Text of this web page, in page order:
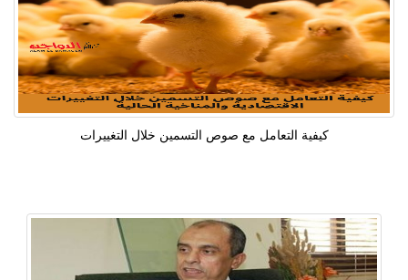
كيفية التعامل مع صوص التسمين خلال التغييرات